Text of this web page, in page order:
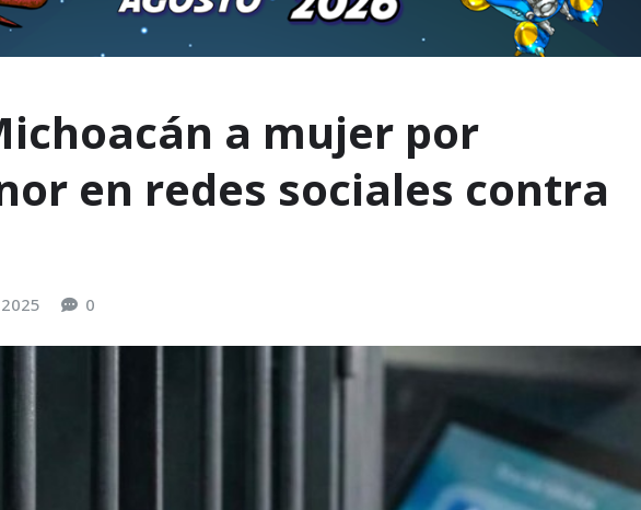
a mujer por
en redes sociales contra
0